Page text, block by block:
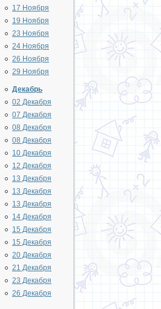
17 Ноября
19 Ноября
23 Ноября
24 Ноября
26 Ноября
29 Ноября
Декабрь
02 Декабря
07 Декабря
08 Декабря
08 Декабря
10 Декабря
12 Декабря
13 Декабря
13 Декабря
13 Декабря
14 Декабря
15 Декабря
15 Декабря
20 Декабря
21 Декабря
23 Декабря
26 Декабря